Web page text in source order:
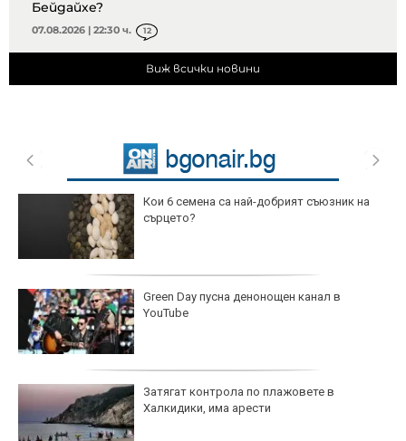
Бейдайхе?
07.08.2026 | 22:30 ч. 12
Виж всички новини
Кои 6 семена са най-добрият съюзник на
сърцето?
Green Day пусна денонощен канал в
YouTube
Затягат контрола по плажовете в
Халкидики, има арести